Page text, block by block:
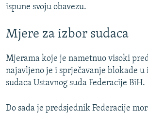
ispune svoju obavezu.
Mjere za izbor sudaca
Mjerama koje je nametnuo visoki
najavljeno je i sprječavanje blokade u
sudaca Ustavnog suda Federacije BiH.
Do sada je predsjednik Federacije